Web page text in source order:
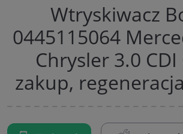
Wtryskiwacz
0445115064
Chrysler 3.0 CDI
zakup,